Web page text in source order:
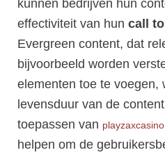
kunnen bedrijven hun
effectiviteit van hun call
Evergreen content, dat
bijvoorbeeld worden
elementen toe te voegen,
levensduur van de
toepassen van
helpen om de